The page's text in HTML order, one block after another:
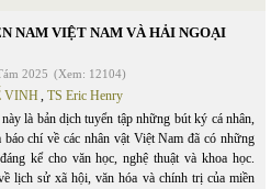
NAM VIỆT NAM VÀ HẢI NGOẠI
2025 (Xem: 12104)
VINH, TS Eric Henry
là bản dịch tuyển tập những bút ký cá nhân,
báo chí về các nhân vật Việt Nam đã có những
kể cho văn học, nghệ thuật và khoa học.
lịch sử xã hội, văn hóa và chính trị của miền